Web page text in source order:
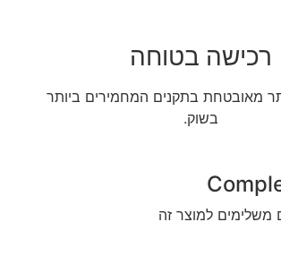
רכישה בטוחה
מאובטחת בתקנים המחמירים ביותר
בשוק.
משלימים למוצר זה